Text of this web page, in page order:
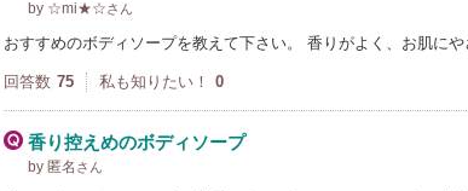
by ☆mi★☆さん
おすすめのボディソープを教えて下さい。 香りがよく、お肌に
回答数 75 私も知りたい！ 0
香り控えめのボディソープ
by 匿名 さん